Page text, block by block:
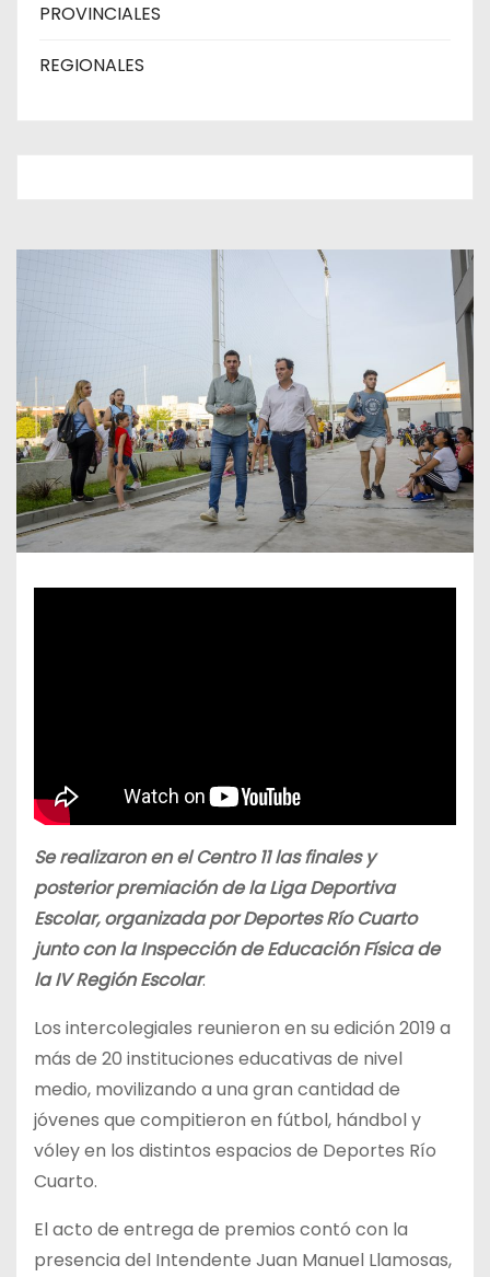
PROVINCIALES
REGIONALES
Se realizaron en el Centro 11 las finales y
posterior premiación de la Liga Deportiva
Escolar, organizada por Deportes Río Cuarto
junto con la Inspección de Educación Física de
la IV Región Escolar.
Los intercolegiales reunieron en su edición 2019 a
más de 20 instituciones educativas de nivel
medio, movilizando a una gran cantidad de
jóvenes que compitieron en fútbol, hándbol y
vóley en los distintos espacios de Deportes Río
Cuarto.
El acto de entrega de premios contó con la
presencia del Intendente Juan Manuel Llamosas,